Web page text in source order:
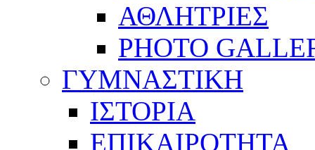
ΑΘΛΗΤΡΙΕΣ
PHOTO
ΓΥΜΝΑΣΤΙΚΗ
ΙΣΤΟΡΙΑ
ΕΠΙΚΑΙΡΟΤΗΤΑ